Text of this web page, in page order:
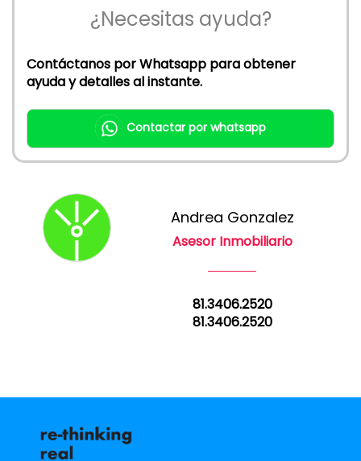
¿Necesitas ayuda?
Contáctanos por Whatsapp para obtener
ayuda y detalles al instante.
Contactar por whatsapp
Andrea Gonzalez
Asesor Inmobiliario
81.3406.2520
81.3406.2520